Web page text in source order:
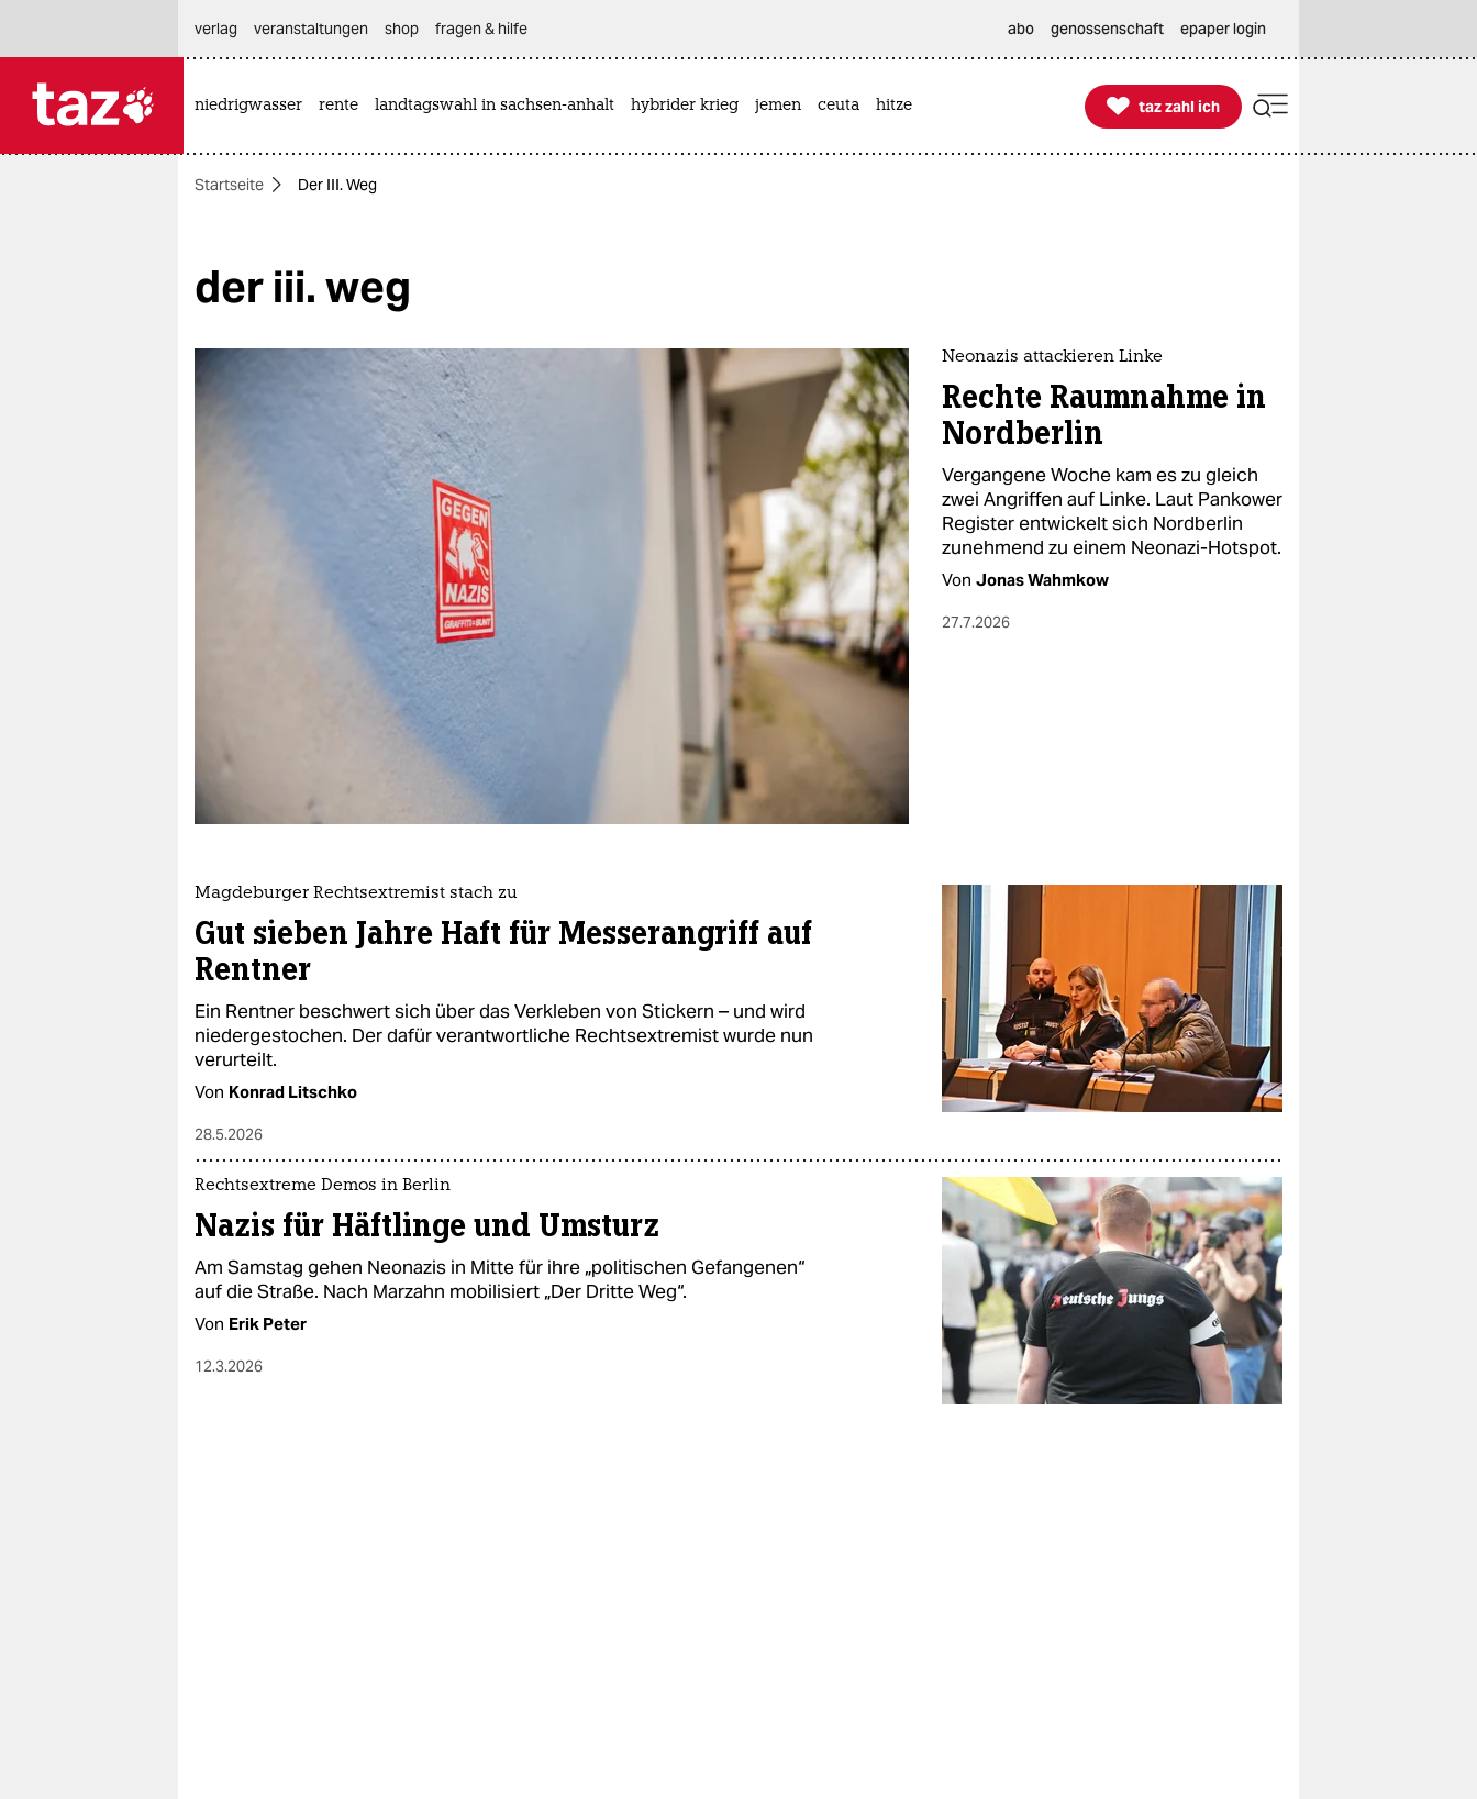
themen
öko
gesellschaft
kultur
fragen & hilfe
abo
genossenschaft
verlag
veranstaltungen shop fragen & hilfe abo genossenschaft epaper login
niedrigwasser rente landtagswahl in sachsen-anhalt hybrider krieg jemen ceuta hitze 
taz zahl ich
taz zahl ich
Startseite Der III. Weg
der iii. weg
Neonazis attackieren Linke
Rechte Raumnahme in
Nordberlin
Vergangene Woche kam es zu gleich
zwei Angriffen auf Linke. Laut Pankower
Register entwickelt sich Nordberlin
zunehmend zu einem Neonazi-Hotspot.
Von Jonas Wahmkow
27.7.2026
Magdeburger Rechtsextremist stach zu
Gut sieben Jahre Haft für Messerangriff auf
Rentner
Ein Rentner beschwert sich über das Verkleben von Stickern – und wird
niedergestochen. Der dafür verantwortliche Rechtsextremist wurde nun
verurteilt.
Von Konrad Litschko
28.5.2026
Rechtsextreme Demos in Berlin
Nazis für Häftlinge und Umsturz
Am Samstag gehen Neonazis in Mitte für ihre „politischen Gefangenen“
auf die Straße. Nach Marzahn mobilisiert „Der Dritte Weg“.
Von Erik Peter
12.3.2026